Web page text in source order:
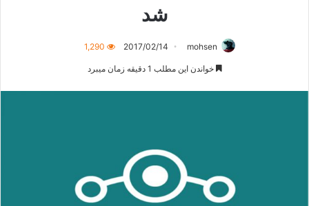
شد
mohsen
2017/02/14
1,290
خواندن این مطلب 1 دقیقه زمان میبرد